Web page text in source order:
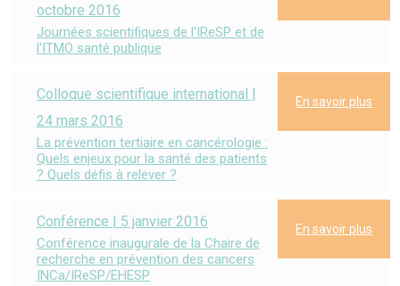
octobre 2016
Journées scientifiques de l'IReSP et de
l'ITMO santé publique
Colloque scientifique international |
24 mars 2016
La prévention tertiaire en cancérologie :
Quels enjeux pour la santé des patients
? Quels défis à relever ?
En savoir plus
Conférence | 5 janvier 2016
Conférence inaugurale de la Chaire de
recherche en prévention des cancers
INCa/IReSP/EHESP
En savoir plus